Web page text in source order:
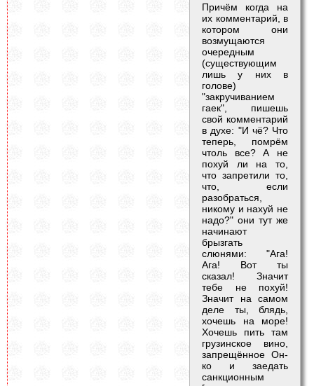
Причём когда на
их комментарий, в
котором они
возмущаются
очередным
(существующим
лишь у них в
голове)
"закручиванием
гаек", пишешь
свой комментарий
в духе: "И чё? Что
теперь, помрём
чтоль все? А не
похуй ли на то,
что запретили то,
что, если
разобраться,
никому и нахуй не
надо?" они тут же
начинают
брызгать
слюнями: "Ага!
Ага! Вот ты
сказал! Значит
тебе не похуй!
Значит на самом
деле ты, блядь,
хочешь на море!
Хочешь пить там
грузинское вино,
запрещённое Он-
ко и заедать
санкционным